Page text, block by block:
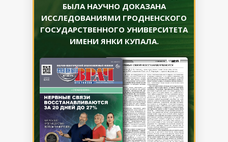
БЫЛА НАУЧНО ДОКАЗАНА
ИССЛЕДОВАНИЯМИ ГРОДНЕНСКОГО
ГОСУДАРСТВЕННОГО УНИВЕРСИТЕТА
ИМЕНИ ЯНКИ КУПАЛА.